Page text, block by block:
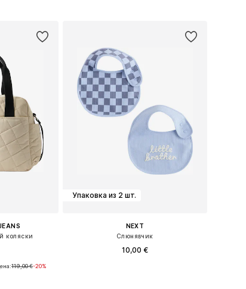
коляски
One Size
119,00 €-20%
Упаковка из 2 шт.
NEXT
Слюнявчик
10,00 €